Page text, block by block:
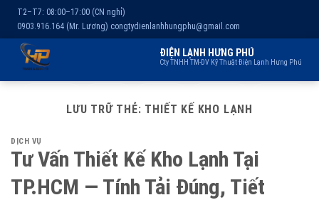
T2–T7: 08:00–17:00 (CN nghỉ)
0903.916.164 (Mr. Lương) congtydienlanhhungphu@gmail.com
ĐIỆN LẠNH HƯNG PHÚ
Cty TNHH TM-DV Kỹ Thuật Điện Lạnh Hưng Phú
dung
LƯU TRỮ THẺ: THIẾT KẾ KHO LẠNH
DỊCH VỤ
Tư Vấn Thiết Kế Kho Lạnh Tại
TP.HCM — Tính Tải Đúng, Tiết